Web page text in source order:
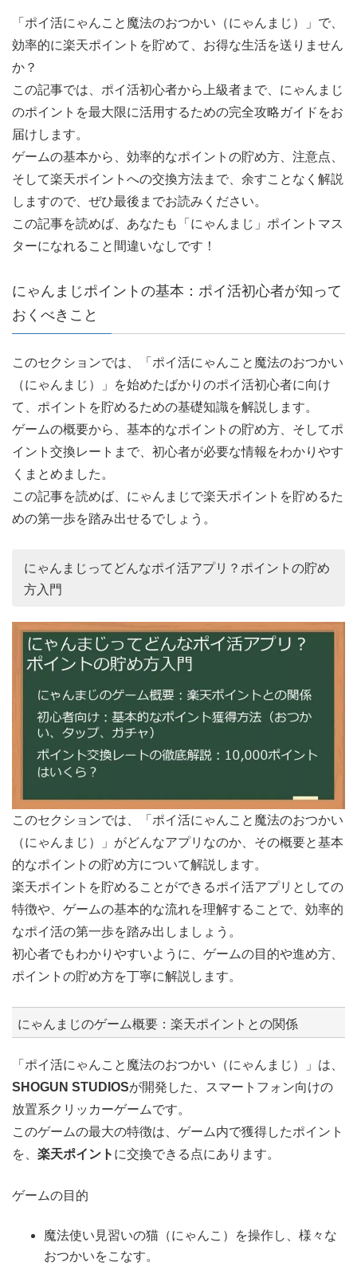
「ポイ活にゃんこと魔法のおつかい（にゃんまじ）」で、
効率的に楽天ポイントを貯めて、お得な生活を送りません
か？
この記事では、ポイ活初心者から上級者まで、にゃんまじ
のポイントを最大限に活用するための完全攻略ガイドをお
届けします。
ゲームの基本から、効率的なポイントの貯め方、注意点、
そして楽天ポイントへの交換方法まで、余すことなく解説
しますので、ぜひ最後までお読みください。
この記事を読めば、あなたも「にゃんまじ」ポイントマス
ターになれること間違いなしです！
にゃんまじポイントの基本：ポイ活初心者が知って
おくべきこと
このセクションでは、「ポイ活にゃんこと魔法のおつかい
（にゃんまじ）」を始めたばかりのポイ活初心者に向け
て、ポイントを貯めるための基礎知識を解説します。
ゲームの概要から、基本的なポイントの貯め方、そしてポ
イント交換レートまで、初心者が必要な情報をわかりやす
くまとめました。
この記事を読めば、にゃんまじで楽天ポイントを貯めるた
めの第一歩を踏み出せるでしょう。
にゃんまじってどんなポイ活アプリ？ポイントの貯め
方入門
このセクションでは、「ポイ活にゃんこと魔法のおつかい
（にゃんまじ）」がどんなアプリなのか、その概要と基本
的なポイントの貯め方について解説します。
楽天ポイントを貯めることができるポイ活アプリとしての
特徴や、ゲームの基本的な流れを理解することで、効率的
なポイ活の第一歩を踏み出しましょう。
初心者でもわかりやすいように、ゲームの目的や進め方、
ポイントの貯め方を丁寧に解説します。
にゃんまじのゲーム概要：楽天ポイントとの関係
「ポイ活にゃんこと魔法のおつかい（にゃんまじ）」は、
SHOGUN STUDIOSが開発した、スマートフォン向けの
放置系クリッカーゲームです。
このゲームの最大の特徴は、ゲーム内で獲得したポイント
を、 楽天ポイント に交換できる点にあります。
ゲームの目的
魔法使い見習いの猫（にゃんこ）を操作し、様々な
おつかいをこなす。